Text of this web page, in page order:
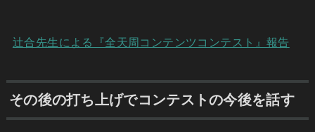
辻合先生による『全天周コンテンツコンテスト』報告
その後の打ち上げでコンテストの今後を話す